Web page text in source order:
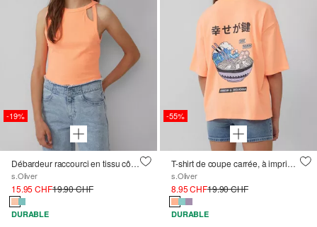
-19%
Débardeur raccourci en tissu côtelé à découpes
s.Oliver
15.95 CHF19.90 CHF
DURABLE
-55%
T-shirt de coupe carrée, à imprimé sur le devant et dans le dos
s.Oliver
8.95 CHF19.90 CHF
DURABLE